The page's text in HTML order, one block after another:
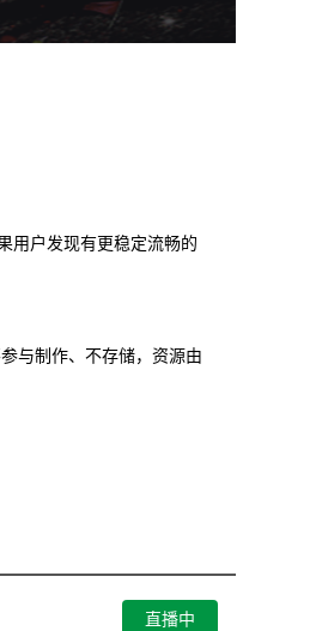
用户发现有更稳定流畅的
与制作、不存储，资源由
直播中